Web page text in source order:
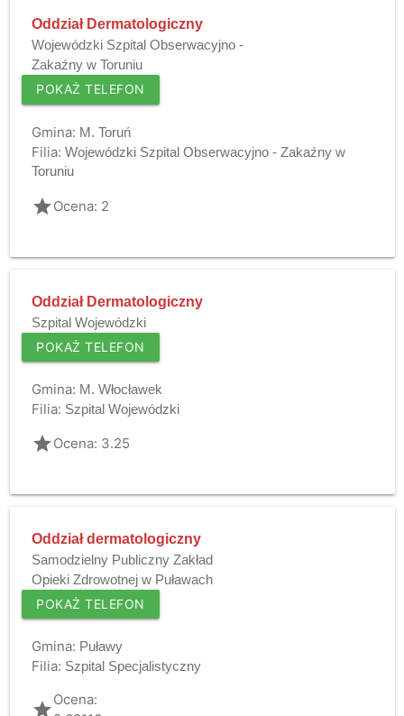
Oddział Dermatologiczny
Wojewódzki Szpital Obserwacyjno -
Zakaźny w Toruniu
POKAŻ TELEFON
Gmina: M. Toruń
Filia: Wojewódzki Szpital Obserwacyjno - Zakaźny w
Toruniu
gradeOcena: 2
Oddział Dermatologiczny
Szpital Wojewódzki
POKAŻ TELEFON
Gmina: M. Włocławek
Filia: Szpital Wojewódzki
gradeOcena: 3.25
Oddział dermatologiczny
Samodzielny Publiczny Zakład
Opieki Zdrowotnej w Puławach
POKAŻ TELEFON
Gmina: Puławy
Filia: Szpital Specjalistyczny
gradeOcena: